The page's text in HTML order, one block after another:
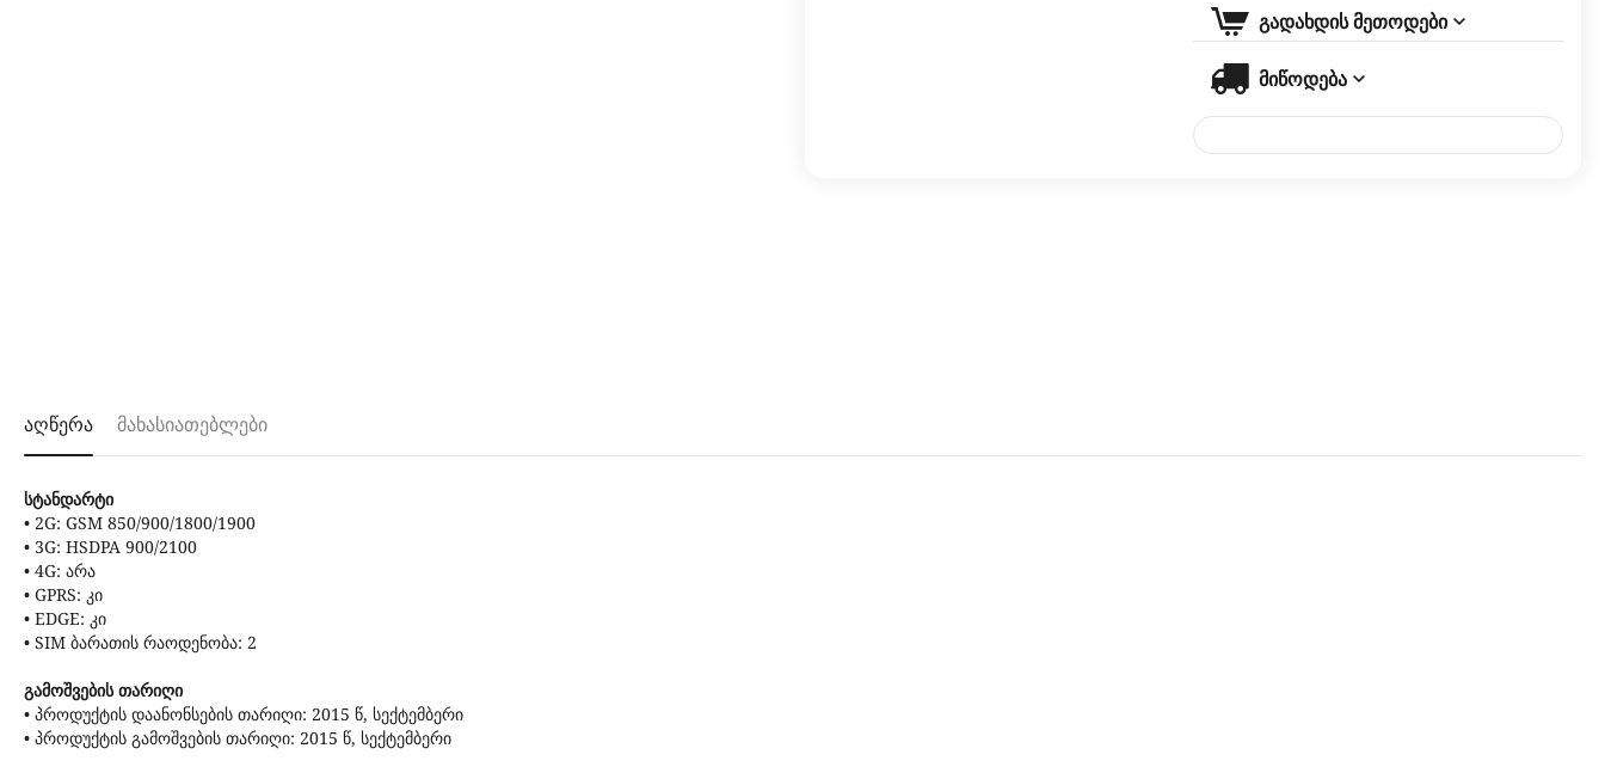
გადახდის მეთოდები
მიწოდება
აღწერა მახასიათებლები
სტანდარტი
• 2G: GSM 850/900/1800/1900
• 3G: HSDPA 900/2100
• 4G: არა
• GPRS: კი
• EDGE: კი
• SIM ბარათის რაოდენობა: 2
გამოშვების თარიღი
• პროდუქტის დაანონსების თარიღი: 2015 წ, სექტემბერი
• პროდუქტის გამოშვების თარიღი: 2015 წ, სექტემბერი